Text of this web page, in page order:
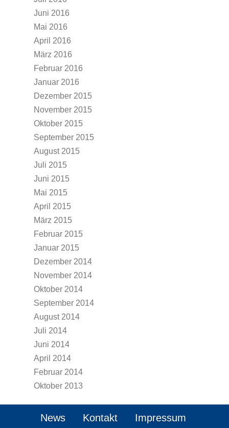
Juni 2016
Mai 2016
April 2016
März 2016
Februar 2016
Januar 2016
Dezember 2015
November 2015
Oktober 2015
September 2015
August 2015
Juli 2015
Juni 2015
Mai 2015
April 2015
März 2015
Februar 2015
Januar 2015
Dezember 2014
November 2014
Oktober 2014
September 2014
August 2014
Juli 2014
Juni 2014
April 2014
Februar 2014
Oktober 2013
News Kontakt
Impressum